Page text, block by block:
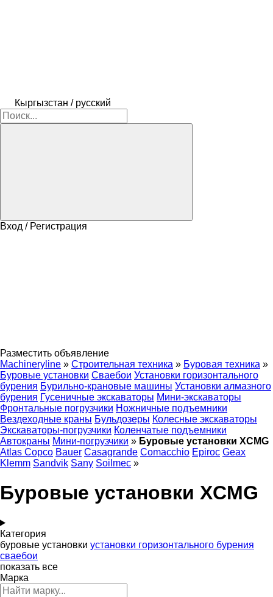
Кыргызстан / русский
Вход / Регистрация
Разместить объявление
Machineryline » Строительная техника » Буровая техника »
Буровые установки Сваебои Установки горизонтального
бурения Бурильно-крановые машины Установки алмазного
бурения Гусеничные экскаваторы Мини-экскаваторы
Фронтальные погрузчики Ножничные подъемники
Вездеходные краны Бульдозеры Колесные экскаваторы
Экскаваторы-погрузчики Коленчатые подъемники
Автокраны Мини-погрузчики » Буровые установки XCMG
Atlas Copco Bauer Casagrande Comacchio Epiroc Geax
Klemm Sandvik Sany Soilmec »
Буровые установки XCMG
Категория
буровые установки установки горизонтального бурения
сваебои
показать все
Марка